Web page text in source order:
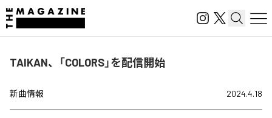
TAIKAN、「COLORS」を配信開始
新曲情報 2024.4.18